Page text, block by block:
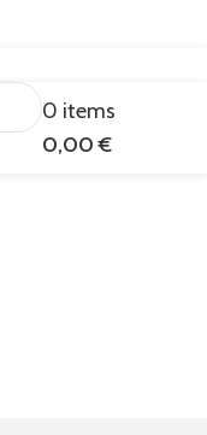
0 items
0,00€